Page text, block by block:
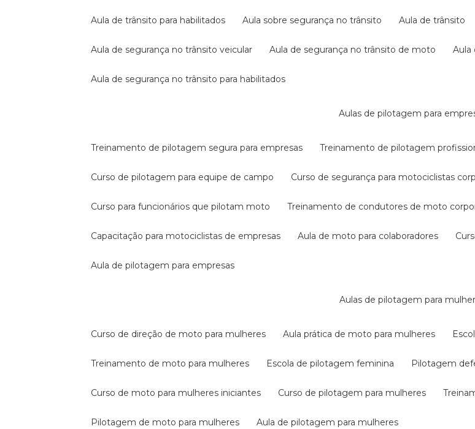
aula de trânsito para habilitados aula sobre segurança no trânsito aula de trânsito
aula de segurança no trânsito veicular aula de segurança no trânsito de moto
aula de segurança no trânsito para habilitados
aulas de pilotagem para
treinamento de pilotagem segura para empresas treinamento de pilotagem
curso de pilotagem para equipe de campo curso de segurança para motociclistas
curso para funcionários que pilotam moto treinamento de condutores de moto
capacitação para motociclistas de empresas aula de moto para colaboradores
aula de pilotagem para empresas
aulas de pilotagem para
curso de direção de moto para mulheres aula prática de moto para mulheres
treinamento de moto para mulheres escola de pilotagem feminina pilotagem
curso de moto para mulheres iniciantes curso de pilotagem para mulheres
pilotagem de moto para mulheres aula de pilotagem para mulheres